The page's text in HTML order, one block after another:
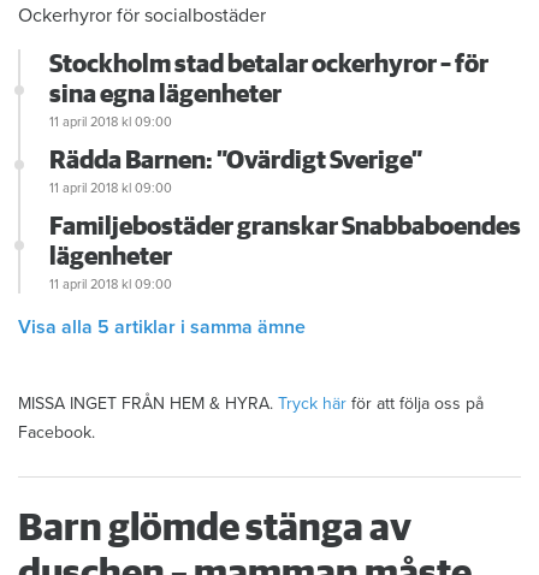
Ockerhyror för socialbostäder
Stockholm stad betalar ockerhyror – för
sina egna lägenheter
11 april 2018 kl 09:00
Rädda Barnen: ”Ovärdigt Sverige”
11 april 2018 kl 09:00
Familjebostäder granskar Snabbaboendes
lägenheter
11 april 2018 kl 09:00
Visa alla 5 artiklar i samma ämne
MISSA INGET FRÅN HEM & HYRA. Tryck här för att följa oss på
Facebook.
Barn glömde stänga av